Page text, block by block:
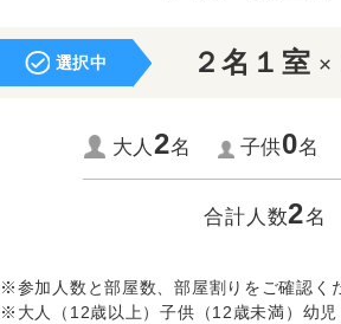
選択中 ２名１室 ×
大人2名 子供0名
合計人数2名
※参加人数と部屋数、部屋割りをご確認く
※大人（12歳以上）子供（12歳未満）幼児